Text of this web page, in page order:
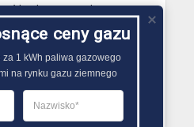
butli gazowych w
są one w nich na
się. Pełne butle po
składowane w
bezpośredniego
pomieszczeniu,
ceny gazu
1 kWh paliwa gazowego
na rynku gazu ziemnego